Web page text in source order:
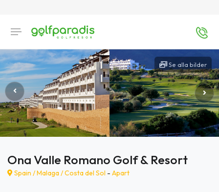
Se alla bilder
Ona Valle Romano Golf & Resort
Spain /Malaga/Costa del Sol - Apart